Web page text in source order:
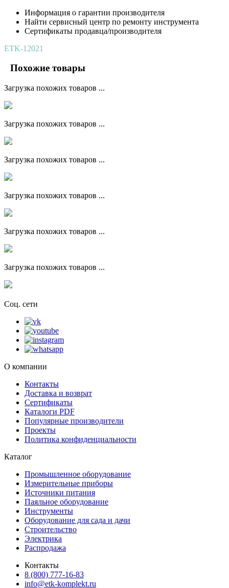
Информация о гарантии производителя
Найти сервисный центр по ремонту инструмента
Сертификаты продавца/производителя
ETK-12021
Похожие товары
Загрузка похожих товаров ...
Загрузка похожих товаров ...
Загрузка похожих товаров ...
Загрузка похожих товаров ...
Загрузка похожих товаров ...
Загрузка похожих товаров ...
Соц. сети
О компании
Контакты
Доставка и возврат
Сертификаты
Каталоги PDF
Популярные производители
Проекты
Политика конфиденциальности
Каталог
Промышленное оборудование
Измерительные приборы
Источники питания
Паяльное оборудование
Инструменты
Оборудование для сада и дачи
Строительство
Электрика
Распродажа
Контакты
8 (800) 777-16-83
info@etk-komplekt.ru